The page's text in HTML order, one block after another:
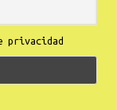
privacidad